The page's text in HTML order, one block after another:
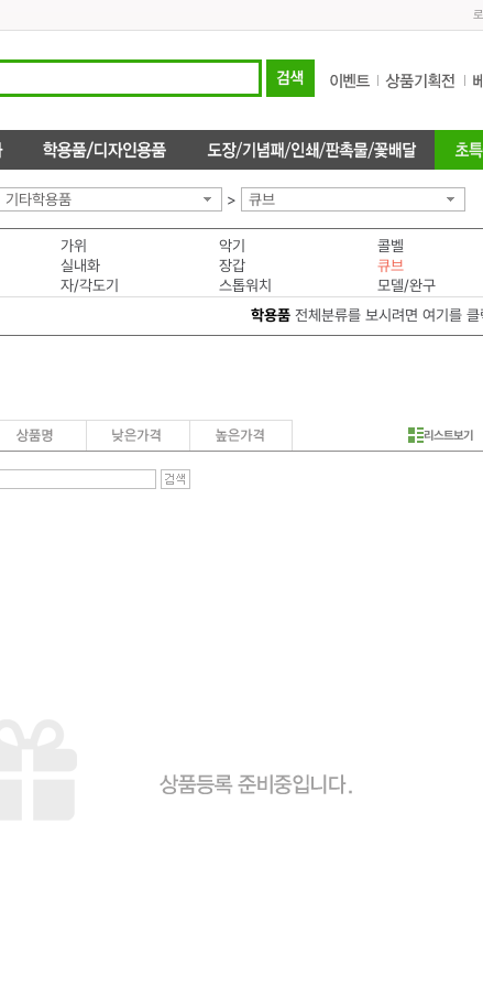
기타학용품 > 큐브
가위 악기 콜벨
실내화 장갑 큐브
자/각도기 스톱워치 모델/완구
학용품전체분류를 보시려면 여기를 클
리스트보기